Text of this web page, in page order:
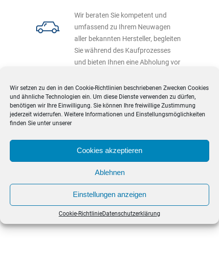
Wir setzen zu den in den Cookie-Richtlinien beschriebenen Zwecken Cookies
und ähnliche Technologien ein. Um diese Dienste verwenden zu dürfen,
benötigen wir Ihre Einwilligung. Sie können Ihre freiwillige Zustimmung
jederzeit widerrufen. Weitere Informationen und Einstellungsmöglichkeiten
finden Sie unter unserer
Cookies akzeptieren
Ablehnen
Einstellungen anzeigen
Cookie-RichtlinieDatenschutzerklärung
Wir beraten Sie kompetent und
umfassend zu Ihrem Neuwagen
aller bekannten Hersteller, begleiten
Sie während des Kaufprozesses
und bieten Ihnen eine Abholung vor
Gebrauchtwagen vor Ort
Gebrauchtwagen aller Marken.
Besuchen Sie uns in unserem
Autohaus und lassen Sie sich
ausführlich zu allen Modellen
beraten.Gebrauchtwagen vor Ort